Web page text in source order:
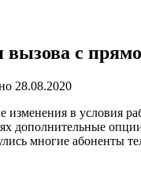
вызова с
28.08.2020
в условия
дополнительные
многие абоненты